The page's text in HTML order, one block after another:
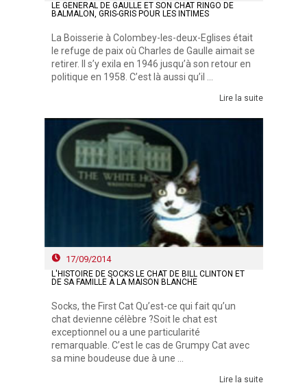
LE GÉNÉRAL DE GAULLE ET SON CHAT RINGO DE
BALMALON, GRIS-GRIS POUR LES INTIMES
La Boisserie à Colombey-les-deux-Eglises était
le refuge de paix où Charles de Gaulle aimait se
retirer. Il s’y exila en 1946 jusqu’à son retour en
politique en 1958. C’est là aussi qu’il ...
Lire la suite
17/09/2014
L'HISTOIRE DE SOCKS LE CHAT DE BILL CLINTON ET
DE SA FAMILLE À LA MAISON BLANCHE
Socks, the First Cat Qu’est-ce qui fait qu’un
chat devienne célèbre ?Soit le chat est
exceptionnel ou a une particularité
remarquable. C’est le cas de Grumpy Cat avec
sa mine boudeuse due à une ...
Lire la suite